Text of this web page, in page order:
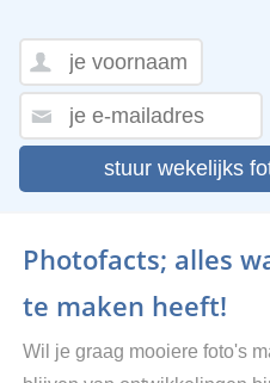
stuur wekelijks
Photofacts; alles
te maken heeft!
Wil je graag mooiere foto's